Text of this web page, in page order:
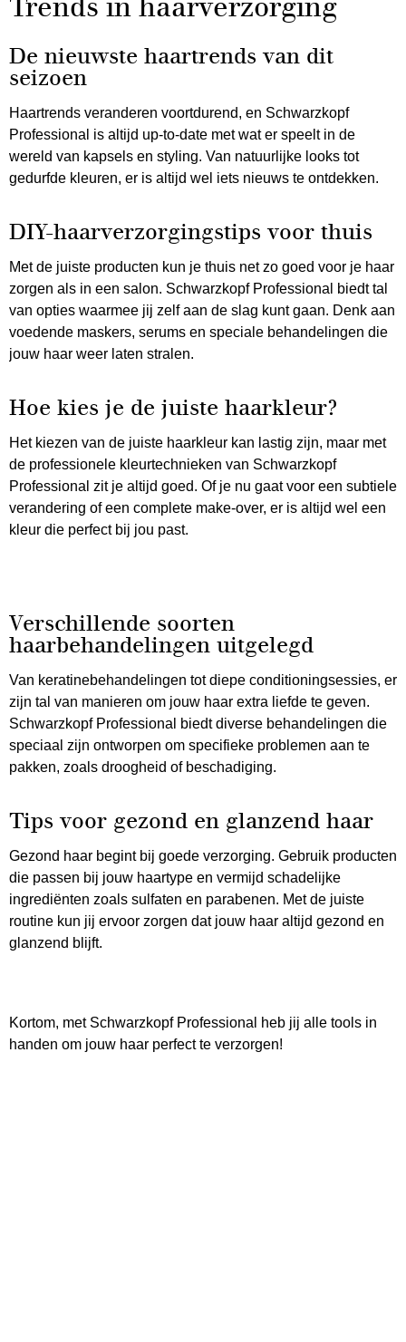
Trends in haarverzorging
De nieuwste haartrends van dit
seizoen
Haartrends veranderen voortdurend, en Schwarzkopf
Professional is altijd up-to-date met wat er speelt in de
wereld van kapsels en styling. Van natuurlijke looks tot
gedurfde kleuren, er is altijd wel iets nieuws te ontdekken.
DIY-haarverzorgingstips voor thuis
Met de juiste producten kun je thuis net zo goed voor je haar
zorgen als in een salon. Schwarzkopf Professional biedt tal
van opties waarmee jij zelf aan de slag kunt gaan. Denk aan
voedende maskers, serums en speciale behandelingen die
jouw haar weer laten stralen.
Hoe kies je de juiste haarkleur?
Het kiezen van de juiste haarkleur kan lastig zijn, maar met
de professionele kleurtechnieken van Schwarzkopf
Professional zit je altijd goed. Of je nu gaat voor een subtiele
verandering of een complete make-over, er is altijd wel een
kleur die perfect bij jou past.
Verschillende soorten
haarbehandelingen uitgelegd
Van keratinebehandelingen tot diepe conditioningsessies, er
zijn tal van manieren om jouw haar extra liefde te geven.
Schwarzkopf Professional biedt diverse behandelingen die
speciaal zijn ontworpen om specifieke problemen aan te
pakken, zoals droogheid of beschadiging.
Tips voor gezond en glanzend haar
Gezond haar begint bij goede verzorging. Gebruik producten
die passen bij jouw haartype en vermijd schadelijke
ingrediënten zoals sulfaten en parabenen. Met de juiste
routine kun jij ervoor zorgen dat jouw haar altijd gezond en
glanzend blijft.
Kortom, met Schwarzkopf Professional heb jij alle tools in
handen om jouw haar perfect te verzorgen!